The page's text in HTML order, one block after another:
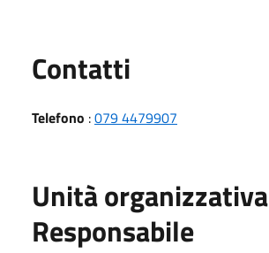
Contatti
Telefono :079 4479907
Unità organizzativa
Responsabile